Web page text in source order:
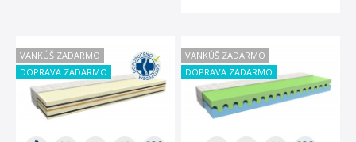
VANKÚŠ ZADARMO
DOPRAVA ZADARMO
VANKÚŠ ZADARMO
DOPRAVA ZADARMO